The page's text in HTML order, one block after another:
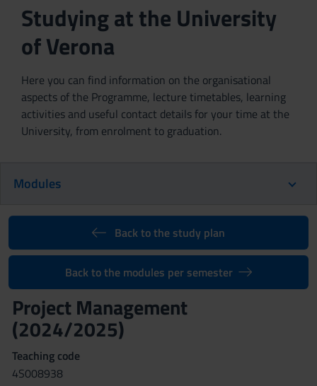
Studying at the University
of Verona
Here you can find information on the organisational
aspects of the Programme, lecture timetables, learning
activities and useful contact details for your time at the
University, from enrolment to graduation.
Modules
Back to the study plan
Back to the modules per semester
Project Management
(2024/2025)
Teaching code
4S008938